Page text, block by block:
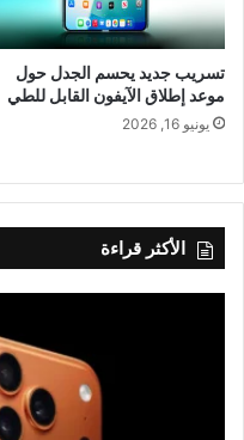
تسريب جديد يحسم الجدل حول
موعد إطلاق الآيفون القابل للطي
يونيو 16, 2026
الأكثر قراءة